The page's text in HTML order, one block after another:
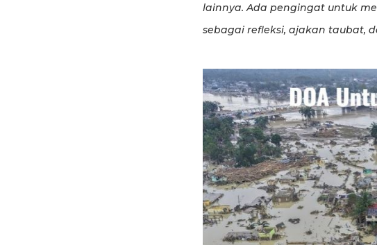
lainnya. Ada pengingat untuk
sebagai refleksi, ajakan taubat,